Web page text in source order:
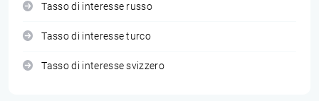
Tasso di interesse russo
Tasso di interesse turco
Tasso di interesse svizzero